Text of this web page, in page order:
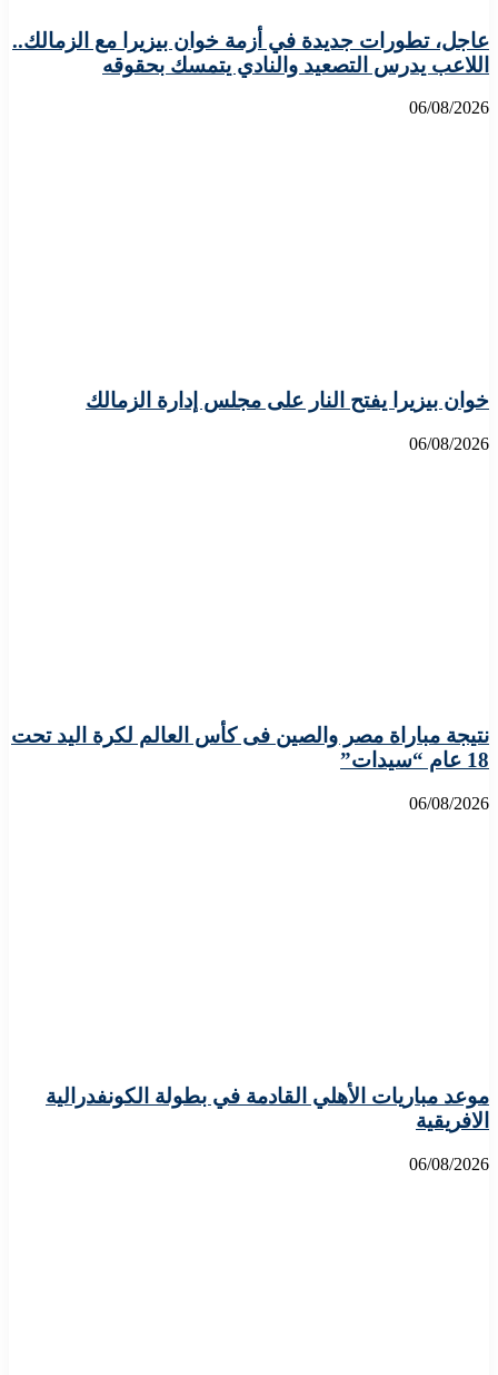
عاجل، تطورات جديدة في أزمة خوان بيزيرا مع الزمالك..
اللاعب يدرس التصعيد والنادي يتمسك بحقوقه
06/08/2026
خوان بيزيرا يفتح النار على مجلس إدارة الزمالك
06/08/2026
نتيجة مباراة مصر والصين فى كأس العالم لكرة اليد تحت
18 عام “سيدات”
06/08/2026
موعد مباريات الأهلي القادمة في بطولة الكونفدرالية
الافريقية
06/08/2026